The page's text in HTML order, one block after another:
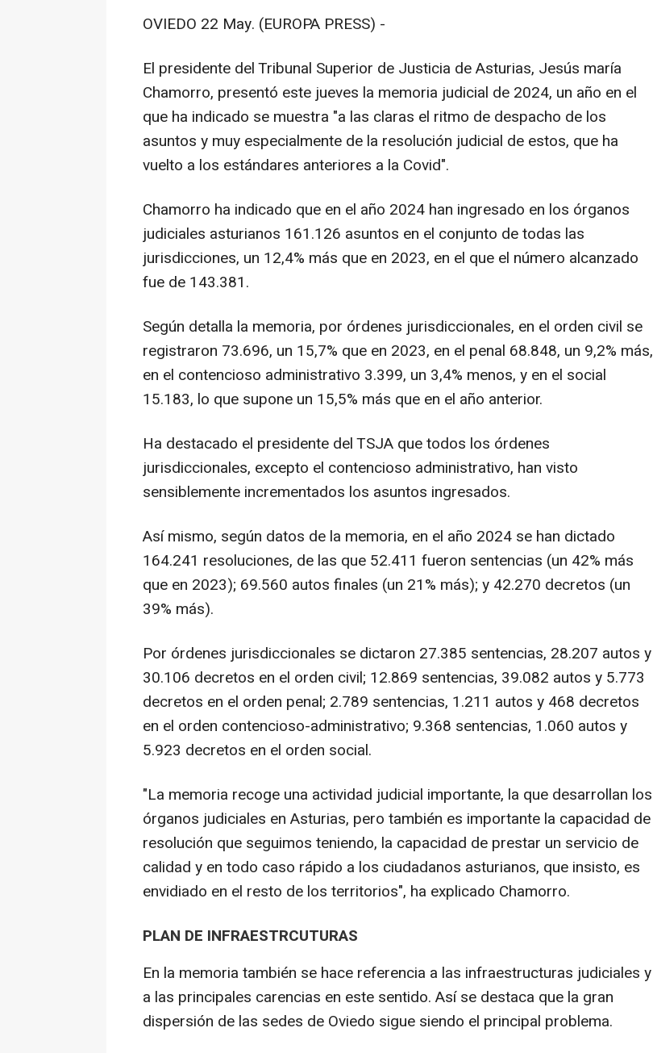
OVIEDO 22 May. (EUROPA PRESS) -
El presidente del Tribunal Superior de Justicia de Asturias, Jesús maría
Chamorro, presentó este jueves la memoria judicial de 2024, un año en el
que ha indicado se muestra "a las claras el ritmo de despacho de los
asuntos y muy especialmente de la resolución judicial de estos, que ha
vuelto a los estándares anteriores a la Covid".
Chamorro ha indicado que en el año 2024 han ingresado en los órganos
judiciales asturianos 161.126 asuntos en el conjunto de todas las
jurisdicciones, un 12,4% más que en 2023, en el que el número alcanzado
fue de 143.381.
Según detalla la memoria, por órdenes jurisdiccionales, en el orden civil se
registraron 73.696, un 15,7% que en 2023, en el penal 68.848, un 9,2% más,
en el contencioso administrativo 3.399, un 3,4% menos, y en el social
15.183, lo que supone un 15,5% más que en el año anterior.
Ha destacado el presidente del TSJA que todos los órdenes
jurisdiccionales, excepto el contencioso administrativo, han visto
sensiblemente incrementados los asuntos ingresados.
Así mismo, según datos de la memoria, en el año 2024 se han dictado
164.241 resoluciones, de las que 52.411 fueron sentencias (un 42% más
que en 2023); 69.560 autos finales (un 21% más); y 42.270 decretos (un
39% más).
Por órdenes jurisdiccionales se dictaron 27.385 sentencias, 28.207 autos y
30.106 decretos en el orden civil; 12.869 sentencias, 39.082 autos y 5.773
decretos en el orden penal; 2.789 sentencias, 1.211 autos y 468 decretos
en el orden contencioso-administrativo; 9.368 sentencias, 1.060 autos y
5.923 decretos en el orden social.
"La memoria recoge una actividad judicial importante, la que desarrollan los
órganos judiciales en Asturias, pero también es importante la capacidad de
resolución que seguimos teniendo, la capacidad de prestar un servicio de
calidad y en todo caso rápido a los ciudadanos asturianos, que insisto, es
envidiado en el resto de los territorios", ha explicado Chamorro.
PLAN DE INFRAESTRCUTURAS
En la memoria también se hace referencia a las infraestructuras judiciales y
a las principales carencias en este sentido. Así se destaca que la gran
dispersión de las sedes de Oviedo sigue siendo el principal problema.